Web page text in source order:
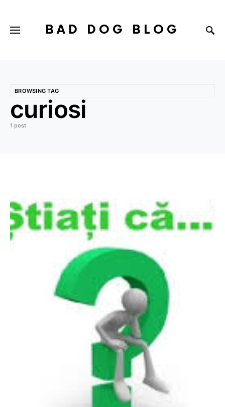
BAD DOG BLOG
BROWSING TAG
curiosi
1 post